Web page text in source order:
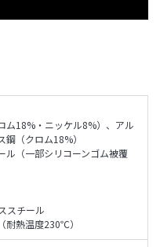
ム18%・ニッケル8%）、アル
（クロム18%）
ル（一部シリコーンゴム被覆
スチール
耐熱温度230℃）